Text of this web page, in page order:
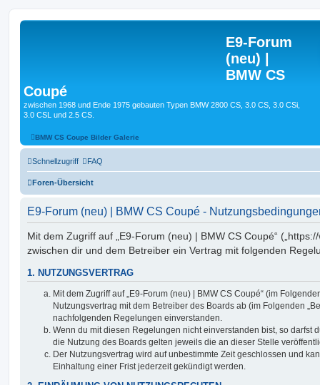
E9-Forum
(neu) |
BMW CS
Coupé
zwischen 1968 und Ende 1975 gebauten Typen BMW 2800 CS, 3.0 CS, 3.0 CSi,
3.0 CSL und 2.5 CS.
BMW CS Coupe Bilder Galerie
Schnellzugriff FAQ
Foren-Übersicht
E9-Forum (neu) | BMW CS Coupé -
Mit dem Zugriff auf „E9-Forum (neu) | BMW CS Coupé“
zwischen dir und dem Betreiber ein Vertrag mit folgenden
1. NUTZUNGSVERTRAG
Mit dem Zugriff auf „E9-Forum (neu) | BMW CS Coupé“ (im
Nutzungsvertrag mit dem Betreiber des Boards ab (im Folgenden
nachfolgenden Regelungen einverstanden.
Wenn du mit diesen Regelungen nicht einverstanden bist, so darfst
die Nutzung des Boards gelten jeweils die an dieser Stelle
Der Nutzungsvertrag wird auf unbestimmte Zeit geschlossen und
Einhaltung einer Frist jederzeit gekündigt werden.